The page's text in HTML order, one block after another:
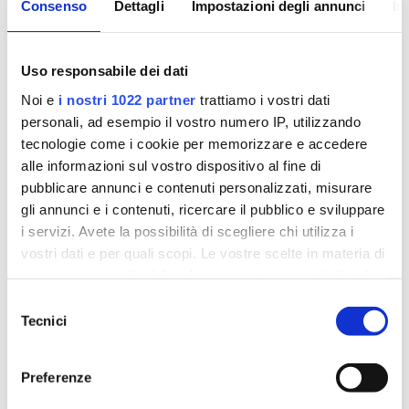
Consenso Dettagli Impostazioni degli annunci
Uso responsabile dei dati
Noi e i nostri 1022 partner trattiamo i vostri dati
personali, ad esempio il vostro numero IP, utilizzando
tecnologie come i cookie per memorizzare e accedere
alle informazioni sul vostro dispositivo al fine di
pubblicare annunci e contenuti personalizzati, misurare
gli annunci e i contenuti, ricercare il pubblico e sviluppare
i servizi. Avete la possibilità di scegliere chi utilizza i
vostri dati e per quali scopi. Le vostre scelte in materia di
modificare o revocare il proprio consenso in qualsiasi
momento dalla Dichiarazione sui cookie o facendo clic
delTecnici
Preferenze